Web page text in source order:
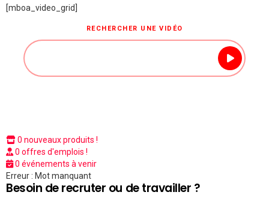
[mboa_video_grid]
RECHERCHER UNE VIDÉO
0 nouveaux produits !
0 offres d'emplois !
0 événements à venir
Erreur : Mot manquant
Besoin de recruter ou de travailler ?